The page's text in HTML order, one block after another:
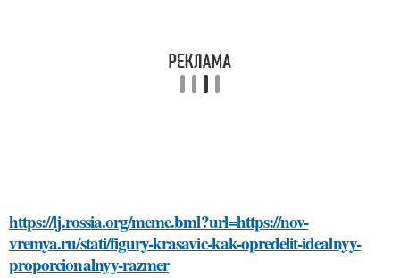
https://lj.rossia.org/meme.bml?url=https://nov-
vremya.ru/stati/figury-krasavic-kak-opredelit-idealnyy-
proporcionalnyy-razmer